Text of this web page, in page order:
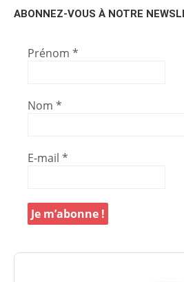
ABONNEZ-VOUS À NOTRE
Prénom *
Nom *
E-mail *